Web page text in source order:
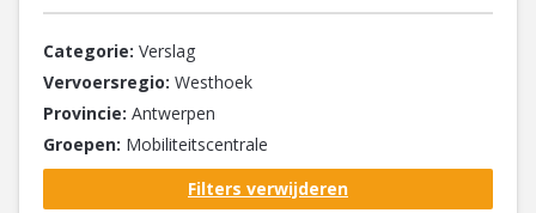
Categorie: Verslag
Vervoersregio: Westhoek
Provincie: Antwerpen
Groepen: Mobiliteitscentrale
Filters verwijderen